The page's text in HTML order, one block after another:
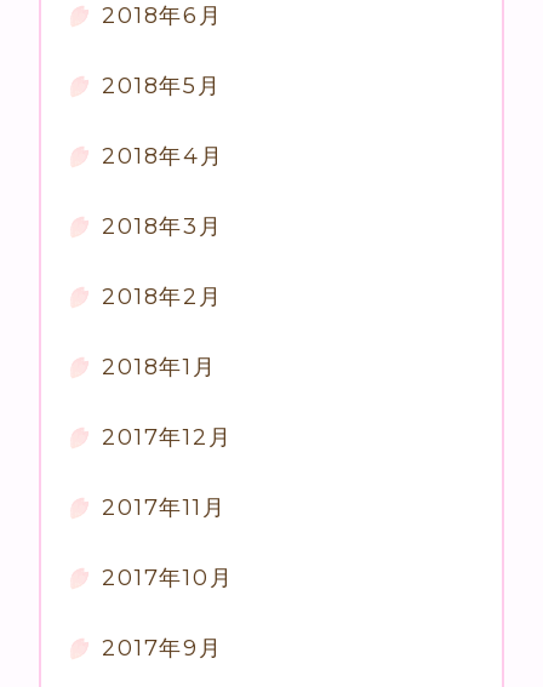
2018年6月
2018年5月
2018年4月
2018年3月
2018年2月
2018年1月
2017年12月
2017年11月
2017年10月
2017年9月